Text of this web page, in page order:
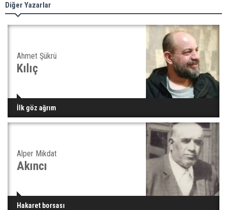
Diğer Yazarlar
Ahmet Şükrü
Kılıç
İlk göz ağrım
Alper Mikdat
Akıncı
Hakaret borsası